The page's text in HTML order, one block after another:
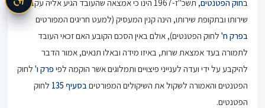
בחוק הפטנטים
, תשכ"ז-1967 הינו כי אמצאה שהעובד הגיע אליה עקב
שירותו ובתקופת שירותו, הינה קנין המעסיק (למעט חריגים המפורטים
בפרק ח' לחוק הפטנטים), אולם באין הסכם הקובע האם זכאי העובד
לתמורה בעד אמצאת שרות, באיזו מידה ובאלו תנאים, אמור הדבר
להיקבע על ידי ועדה לענייני פיצויים ותמלוגים אשר הוקמה לפי פרק ו' לחוק
הפטנטים והאמורה לשקול את השיקולים המפורטים בסעיף 135
לחוק
הפטנטים.